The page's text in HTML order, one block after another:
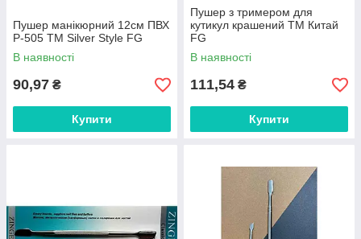
Пушер манікюрний 12см ПВХ
P-505 ТМ Silver Style FG
В наявності
90,97 ₴
Купити
Пушер з тримером для
кутикул крашений ТМ Китай
FG
В наявності
111,54 ₴
Купити